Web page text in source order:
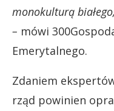
monokulturą
– mówi
Emerytalnego.
Zdaniem
rząd powinien